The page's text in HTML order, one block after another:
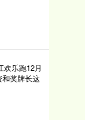
欢乐跑12月
和奖牌长这